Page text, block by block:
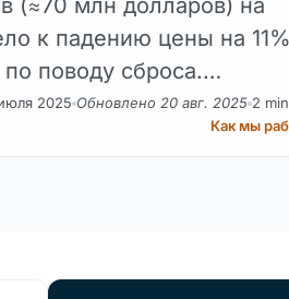
к падению цены на
поводу сброса.
разъяснений после
до 2026 года.
2025 Обновлено 20 авг. 2025 2
Как мы